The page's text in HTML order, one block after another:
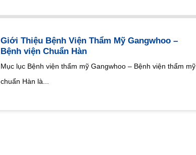
Giới Thiệu Bệnh Viện Thẩm Mỹ Gangwhoo –
Bệnh viện Chuẩn Hàn
Mục lục Bệnh viện thẩm mỹ Gangwhoo – Bệnh viện thẩm mỹ
chuẩn Hàn là...